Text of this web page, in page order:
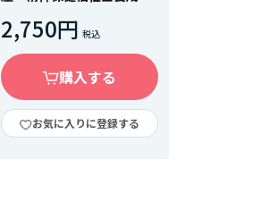
2,750円
購入する
お気に入りに登録する